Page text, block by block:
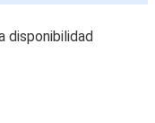
disponibilidad